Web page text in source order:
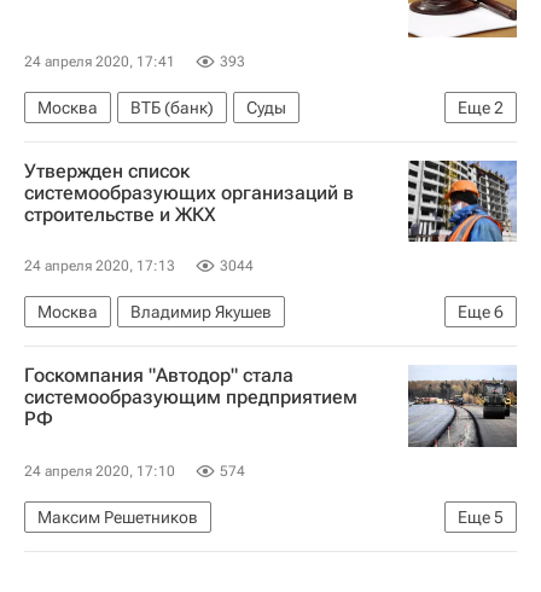
24 апреля 2020, 17:41 393
Еще2
Москва ВТБ (банк)
Суды
Коммерческая недвижимость
Торговая недвижимость
Утвержден список
системообразующих организаций в
строительстве и ЖКХ
24 апреля 2020, 17:13 3044
Еще6
Москва
Владимир Якушев
Министерство строительства и жилищно-коммунального хозяйства РФ (Минстрой России)
Распространение коронавируса
Строительство
Коронавирус COVID-19
Коронавирус в России
Госкомпания "Автодор" стала
системообразующим предприятием
РФ
24 апреля 2020, 17:10 574
Еще5
Максим Решетников
Распространение коронавируса